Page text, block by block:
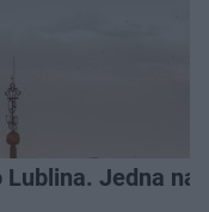
Jedna